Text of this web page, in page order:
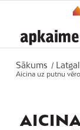
Sākums /
Aicina uz putnu